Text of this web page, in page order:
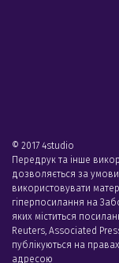
© 2017 4studio
Передрук та інше
дозволяється за
використовувати
гіперпосилання на
яких міститься
Reuters, Associated
публікуються на
адресою